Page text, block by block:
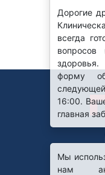
Дорогие
всегда
форму
16:00.
главная
Мы
нам